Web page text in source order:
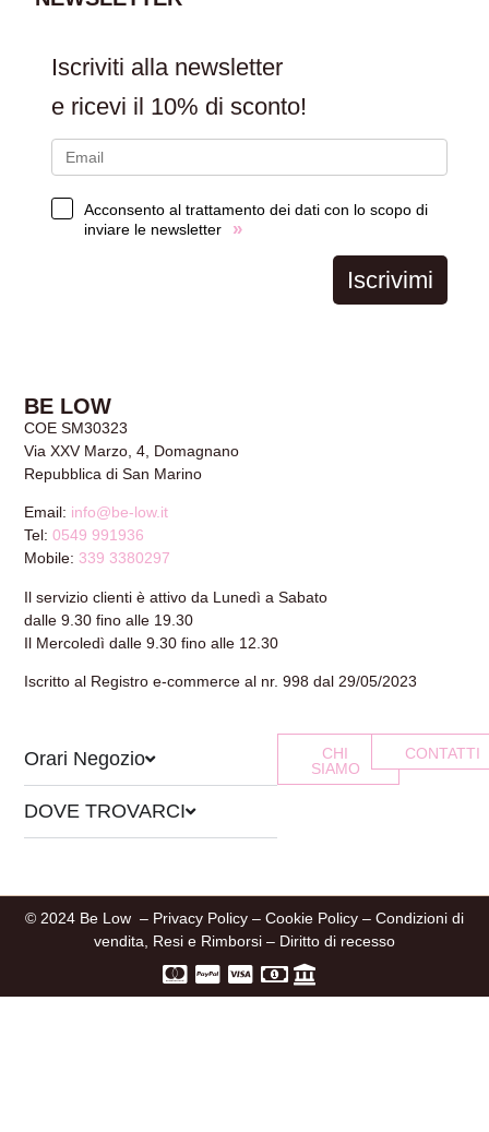
Iscriviti alla newsletter
e ricevi il 10% di sconto!
Acconsento al trattamento dei dati con lo scopo di
inviare le newsletter
»
Iscrivimi
BE LOW
COE SM30323
Via XXV Marzo, 4, Domagnano
Repubblica di San Marino
Email: info@be-low.it
Tel:0549 991936
Mobile: 339 3380297
Il servizio clienti è attivo da Lunedì a Sabato
dalle 9.30 fino alle 19.30
Il Mercoledì dalle 9.30 fino alle 12.30
Iscritto al Registro e-commerce al nr. 998 dal 29/05/2023
Orari Negozio
DOVE TROVARCI
CHI
SIAMO
CONTATTI
© 2024 Be Low – Privacy Policy – Cookie Policy – Condizioni di
vendita, Resi e Rimborsi – Diritto di recesso